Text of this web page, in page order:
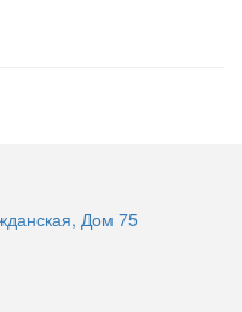
Дом 75